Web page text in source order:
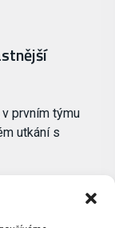
prvním týmu
utkání s